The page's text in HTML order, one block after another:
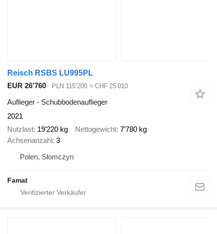
Reisch RSBS LU995PL
EUR 26’760
PLN 115’200 ≈ CHF 25’010
Auflieger - Schubbodenauflieger
2021
Nutzlast 19’220 kg Nettogewicht 7’780 kg
Achsenanzahl 3
Polen, Słomczyn
Famat